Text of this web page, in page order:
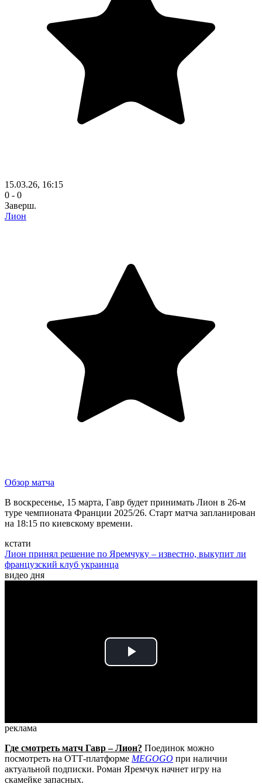
15.03.26, 16:15
0 - 0
Заверш.
Лион
Обзор матча
В воскресенье, 15 марта, Гавр будет принимать Лион в 26-м
туре чемпионата Франции 2025/26. Старт матча запланирован
на 18:15 по киевскому времени.
кстати
Лион принял решение по Яремчуку – известно, выкупит ли
французский клуб украинца
видео дня
Play
реклама
Где смотреть матч Гавр – Лион? Поединок можно
посмотреть на ОТТ-платформе MEGOGO при наличии
актуальной подписки. Роман Яремчук начнет игру на
скамейке запасных.